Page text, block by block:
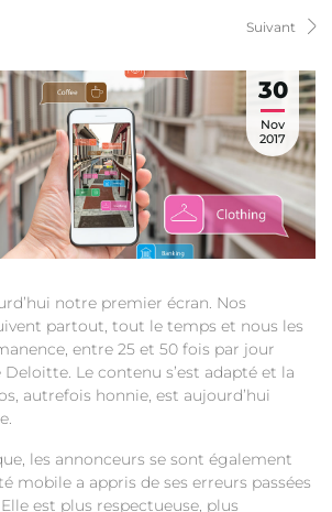
Suivant
30
Nov
2017
notre premier écran. Nos
partout, tout le temps et nous les
entre 25 et 50 fois par jour
Le contenu s’est adapté et la
autrefois honnie, est aujourd’hui
les annonceurs se sont également
mobile a appris de ses erreurs passées
est plus respectueuse, plus